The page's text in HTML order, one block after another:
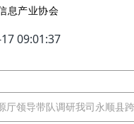
息产业协会
09:01:37
带队调研我司永顺县跨省域调剂增减